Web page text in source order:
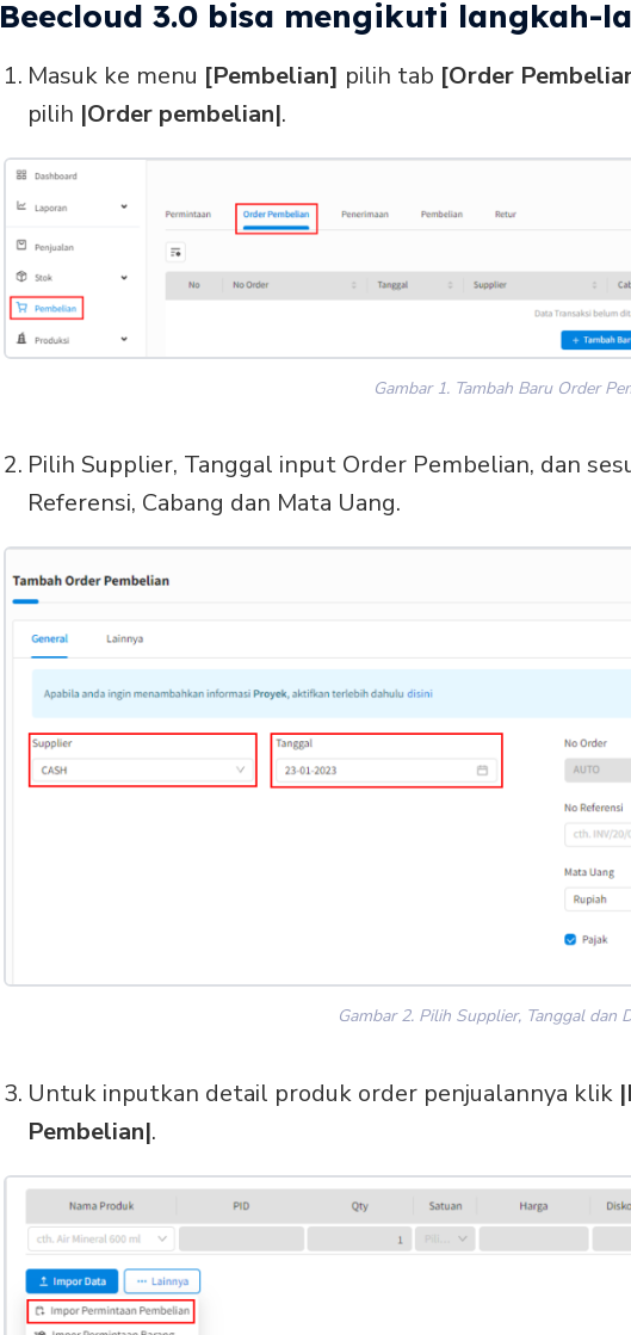
Beecloud 3.0 bisa mengikuti langkah-
Masuk ke menu [Pembelian] pilih tab [Order
pilih |Order pembelian|.
Gambar 1. Tambah Baru Order
Pilih Supplier, Tanggal input Order Pembelian, dan
Referensi, Cabang dan Mata Uang.
Gambar 2. Pilih Supplier, Tanggal dan
Untuk inputkan detail produk order penjualannya klik
Pembelian|.